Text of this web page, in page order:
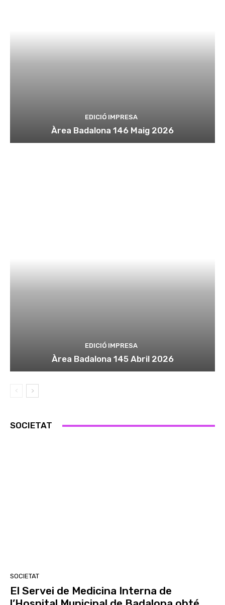
EDICIÓ IMPRESA
Àrea Badalona 146 Maig 2026
EDICIÓ IMPRESA
Àrea Badalona 145 Abril 2026
SOCIETAT
SOCIETAT
El Servei de Medicina Interna de